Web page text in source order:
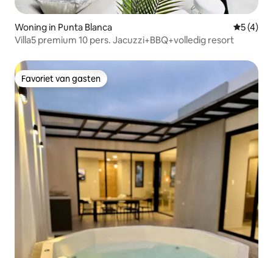
Woning in Punta Blanca
5 (4)
Villa5 premium 10 pers. Jacuzzi+BBQ+volledig resort
Favoriet van gasten
Favoriet van gasten